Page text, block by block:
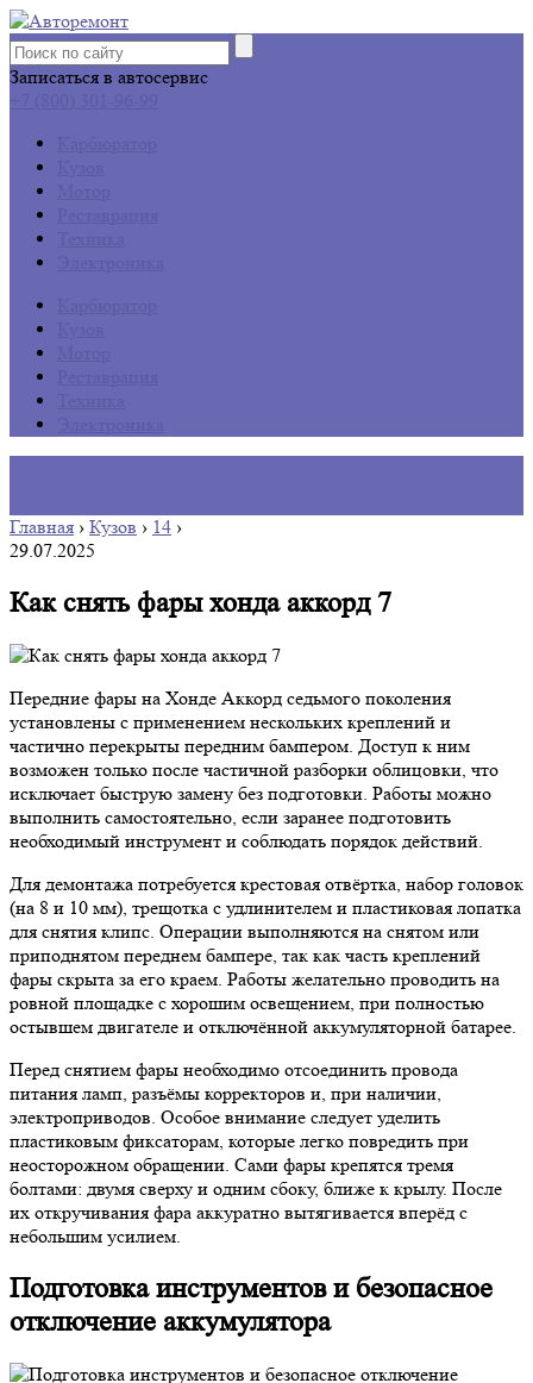
Записаться в автосервис
Главная › Кузов › 14 ›
29.07.2025
Как снять фары хонда аккорд 7
Передние фары на Хонде Аккорд седьмого поколения
установлены с применением нескольких креплений и
частично перекрыты передним бампером. Доступ к ним
возможен только после частичной разборки облицовки, что
исключает быструю замену без подготовки. Работы можно
выполнить самостоятельно, если заранее подготовить
необходимый инструмент и соблюдать порядок действий.
Для демонтажа потребуется крестовая отвёртка, набор головок
(на 8 и 10 мм), трещотка с удлинителем и пластиковая лопатка
для снятия клипс. Операции выполняются на снятом или
приподнятом переднем бампере, так как часть креплений
фары скрыта за его краем. Работы желательно проводить на
ровной площадке с хорошим освещением, при полностью
остывшем двигателе и отключённой аккумуляторной батарее.
Перед снятием фары необходимо отсоединить провода
питания ламп, разъёмы корректоров и, при наличии,
электроприводов. Особое внимание следует уделить
пластиковым фиксаторам, которые легко повредить при
неосторожном обращении. Сами фары крепятся тремя
болтами: двумя сверху и одним сбоку, ближе к крылу. После
их откручивания фара аккуратно вытягивается вперёд с
небольшим усилием.
Подготовка инструментов и безопасное
отключение аккумулятора